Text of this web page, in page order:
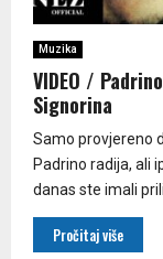
Muzika
VIDEO /
Signorina
Samo provjereno
Padrino radija, ali
danas ste imali
Pročitaj više